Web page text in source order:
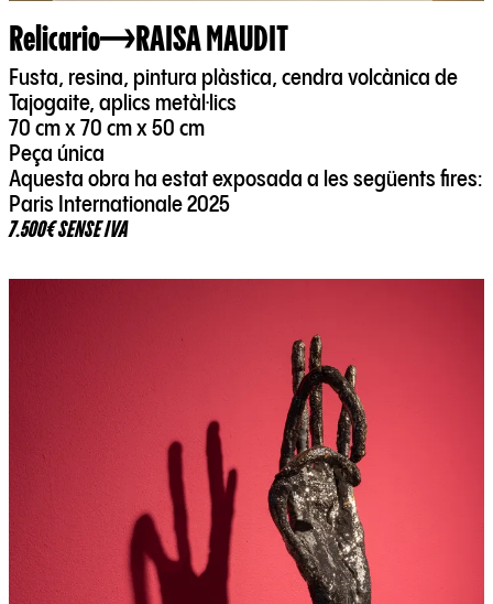
Relicario RAISA MAUDIT
Fusta, resina, pintura plàstica, cendra volcànica de
Tajogaite, aplics metàl·lics
70 cm x 70 cm x 50 cm
Peça única
Aquesta obra ha estat exposada a les següents fires:
Paris Internationale 2025
7.500€ SENSE IVA